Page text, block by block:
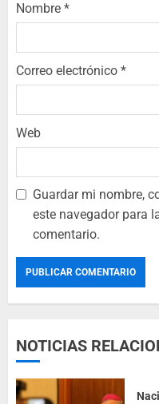
Nombre *
Correo electrónico *
Web
Guardar mi nombre,
este navegador para
comentario.
NOTICIAS